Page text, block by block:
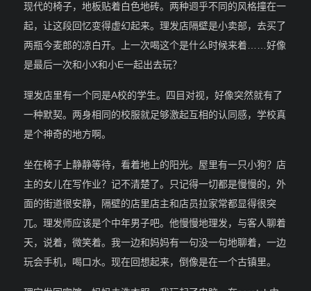
现代的椅子，地板贴着白色地砖。两种迥乎不同的风格撞在一
起，让这段回忆变得虚幻起来。理发店隔壁是小卖部，去买了
两瓶今麦郎的凉白开。上一次喝这个是什么时候来着……好像
是最后一次和小X和小E一起出去玩？
理发店里有一个同是A校的学生。四目对视，好像突然就有了
一种默契。两身相同的校服就足够激起互相的认同感，学校真
是个神奇的地方啊。
坐在椅子上静静等待，看着地上的阳光。屋里有一只小狗？店
主的女儿在写作业？记不清楚了。只记得一切都是慢慢的，外
面的街道很安静，隔壁的店里店主和店员拉家常都显得很突
兀。理发师应该是个中年男子吧。他慢慢地理发，与客人聊着
天，说着，微笑着。我一边和妈妈有一句没一句地聊着，一边
玩会手机，喝口水。现在回想起来，倒像是在一个古镇里。